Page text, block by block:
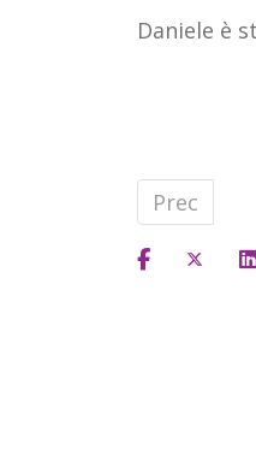
Daniele è
Articolo
Prec